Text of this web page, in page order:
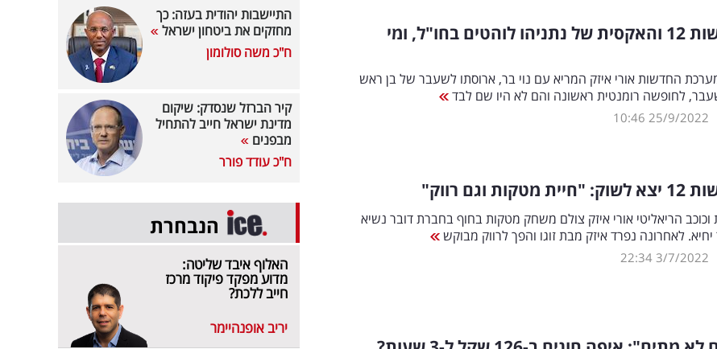
מגיש חדשות 12 והאקסית של נתניהו לוהטים בחו"ל, ומי
החדשות אורי איזק המריא עם נוי בר, ארוסתו לשעבר של בן ראש
לחופשה רומנטית ראשונה והם לא היו שם לבד
25/9/2022
10:46
וגם רווק"
הריאליטי אורי איזק צולם משחק מטקות בחוף בחברת דובר נשיא
לאחרונה נפרד איזק מבת זוגו והפך לרווק מבוקש
3/7/2022
22:34
התיישבות יהודית בעזה: כך
מחזקים את ביטחון ישראל
ח"כ משה סולומון
קיר הברזל שנסדק: שיקום
מדינת ישראל חייב להתחיל
מבפנים
ח"כ עודד פורר
הנבחרת
האלוף איבד שליטה:
מדוע מפקד פיקוד מרכז
חייב ללכת?
יריב אופנהיימר